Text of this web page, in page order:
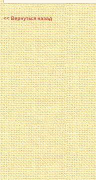
<< Вернуться назад